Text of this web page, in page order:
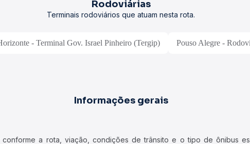
Rodoviárias
Terminais rodoviários que atuam nesta rota.
- Terminal Gov. Israel Pinheiro (Tergip) Pouso Alegre -
Informações gerais
a rota, viação, condições de trânsito e o tipo de ônibus